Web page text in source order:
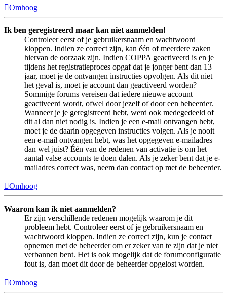
Omhoog
Ik ben geregistreerd maar kan niet aanmelden!
Controleer eerst of je gebruikersnaam en wachtwoord
kloppen. Indien ze correct zijn, kan één of meerdere zaken
hiervan de oorzaak zijn. Indien COPPA geactiveerd is en je
tijdens het registratieproces opgaf dat je jonger bent dan 13
jaar, moet je de ontvangen instructies opvolgen. Als dit niet
het geval is, moet je account dan geactiveerd worden?
Sommige forums vereisen dat iedere nieuwe account
geactiveerd wordt, ofwel door jezelf of door een beheerder.
Wanneer je je geregistreerd hebt, werd ook medegedeeld of
dit al dan niet nodig is. Indien je een e-mail ontvangen hebt,
moet je de daarin opgegeven instructies volgen. Als je nooit
een e-mail ontvangen hebt, was het opgegeven e-mailadres
dan wel juist? Één van de redenen van activatie is om het
aantal valse accounts te doen dalen. Als je zeker bent dat je e-
mailadres correct was, neem dan contact op met de beheerder.
Omhoog
Waarom kan ik niet aanmelden?
Er zijn verschillende redenen mogelijk waarom je dit
probleem hebt. Controleer eerst of je gebruikersnaam en
wachtwoord kloppen. Indien ze correct zijn, kun je contact
opnemen met de beheerder om er zeker van te zijn dat je niet
verbannen bent. Het is ook mogelijk dat de forumconfiguratie
fout is, dan moet dit door de beheerder opgelost worden.
Omhoog